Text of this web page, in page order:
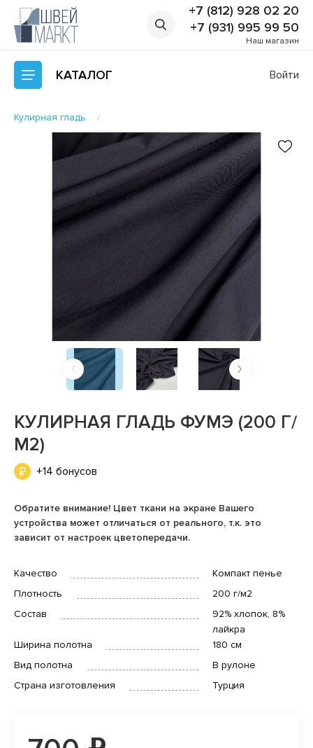
+7 (812) 928 02 20
+7 (931) 995 99 50
Наш магазин
КАТАЛОГ Войти
Кулирная гладь
КУЛИРНАЯ ГЛАДЬ ФУМЭ (200 Г/
М2)
+14 бонусов
Обратите внимание! Цвет ткани на экране Вашего
устройства может отличаться от реального, т.к. это
зависит от настроек цветопередачи.
Качество
Компакт пенье
Плотность
200 г/м2
Состав
92% хлопок, 8%
лайкра
Ширина полотна
180 см
Вид полотна
В рулоне
Страна изготовления
Турция